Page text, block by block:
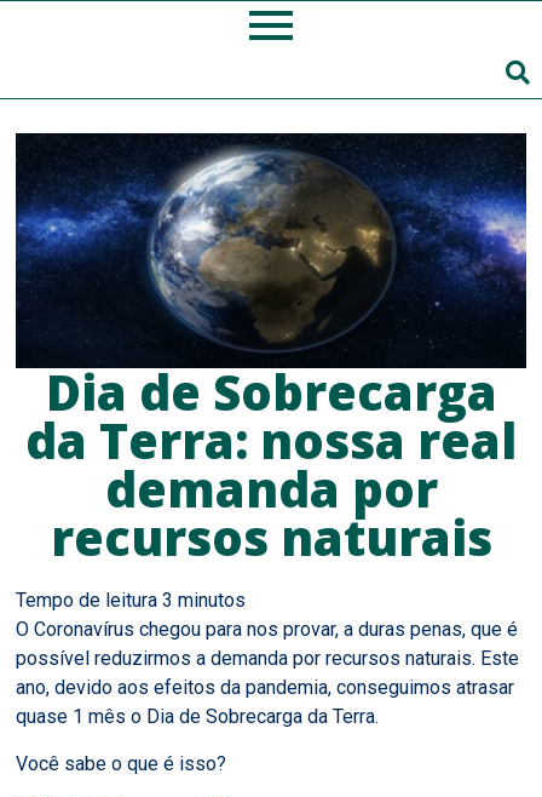
Dia de Sobrecarga
da Terra: nossa real
demanda por
recursos naturais
O Coronavírus chegou para nos provar, a duras penas, que é
possível reduzirmos a demanda por recursos naturais. Este
ano, devido aos efeitos da pandemia, conseguimos atrasar
quase 1 mês o Dia de Sobrecarga da Terra.
Você sabe o que é isso?